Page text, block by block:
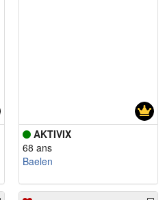
AKTIVIX
68 ans
Baelen